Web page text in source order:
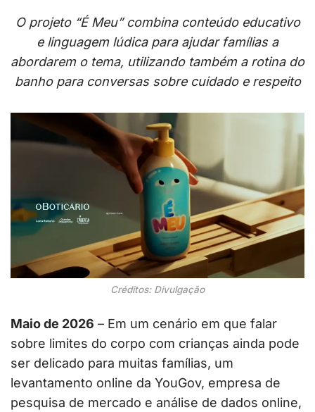
O projeto “É Meu” combina conteúdo educativo
e linguagem lúdica para ajudar famílias a
abordarem o tema, utilizando também a rotina do
banho para conversas sobre cuidado e respeito
Créditos: Divulgação
Maio de 2026 – Em um cenário em que falar
sobre limites do corpo com crianças ainda pode
ser delicado para muitas famílias, um
levantamento online da YouGov, empresa de
pesquisa de mercado e análise de dados online,